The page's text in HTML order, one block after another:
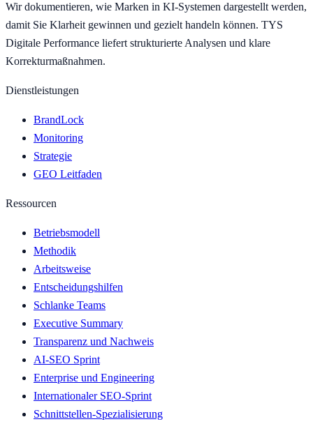
Wir dokumentieren, wie Marken in KI-Systemen dargestellt werden,
damit Sie Klarheit gewinnen und gezielt handeln können. TYS
Digitale Performance liefert strukturierte Analysen und klare
Korrekturmaßnahmen.
Dienstleistungen
BrandLock
Monitoring
Strategie
GEO Leitfaden
Ressourcen
Betriebsmodell
Methodik
Arbeitsweise
Entscheidungshilfen
Schlanke Teams
Executive Summary
Transparenz und Nachweis
AI-SEO Sprint
Enterprise und Engineering
Internationaler SEO-Sprint
Schnittstellen-Spezialisierung